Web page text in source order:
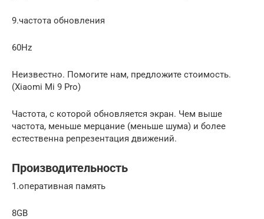
9.частота обновления
60Hz
Неизвестно. Помогите нам, предложите стоимость.
(Xiaomi Mi 9 Pro)
Частота, с которой обновляется экран. Чем выше
частота, меньше мерцание (меньше шума) и более
естественна репрезентация движений.
Производительность
1.оперативная память
8GB